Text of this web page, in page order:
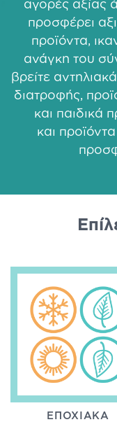
αγορές αξίας
προσφέρει
προϊόντα,
ανάγκη του
βρείτε αντηλιακά
διατροφής,
και παιδικά
και
ΕΠΟΧΙΑΚΆ